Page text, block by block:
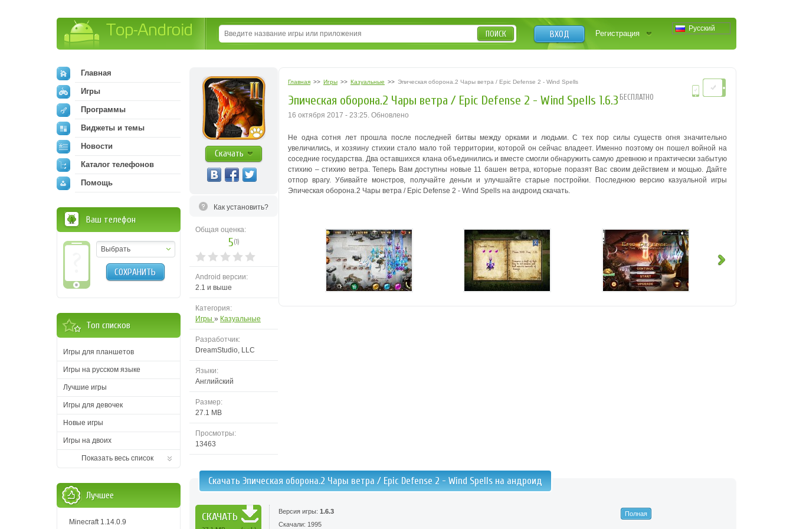
Русский
ВХОД Регистрация
ПОИСК
Скачать
Как установить?
Общая оценка:
5(1)
Android версии:
2.1 и выше
Категория:
Игры » Казуальные
Разработчик:
DreamStudio, LLC
Языки:
Английский
Размер:
27.1 MB
Просмотры:
13463
Главная >> Игры >> Казуальные >> Эпическая оборона.2 Чары ветра / Epic Defense 2 - Wind Spells
Эпическая оборона.2 Чары ветра / Epic Defense 2 - Wind Spells 1.6.3 БЕСПЛАТНО
16 октября 2017 - 23:25. Обновлено
Не одна сотня лет прошла после последней битвы между орками и людьми. С тех пор силы существ огня значительно
увеличились, и хозяину стихии стало мало той территории, которой он сейчас владеет. Именно поэтому он пошел войной на
соседние государства. Два оставшихся клана объединились и вместе смогли обнаружить самую древнюю и практически забытую
стихию – стихию ветра. Теперь Вам доступны новые 11 башен ветра, которые поразят Вас своим действием и мощью. Дайте
отпор врагу. Убивайте монстров, получайте деньги и улучшайте старые постройки. Последнюю версию казуальной игры
Эпическая оборона.2 Чары ветра / Epic Defense 2 - Wind Spells на андроид скачать.
Скачать Эпическая оборона.2 Чары ветра / Epic Defense 2 - Wind Spells на андроид
СКАЧАТЬ Версия игры: 1.6.3
Скачали: 1995
Полная
Главная
Игры
Программы
Виджеты и темы
Новости
Каталог телефонов
Помощь
Ваш телефон
Выбрать
СОХРАНИТЬ
Топ списков
Игры для планшетов
Игры на русском языке
Лучшие игры
Игры для девочек
Новые игры
Игры на двоих
Показать весь список
Лучшее
Minecraft 1.14.0.9